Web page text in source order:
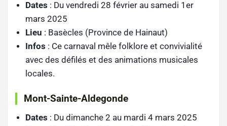
Dates : Du vendredi 28 février au samedi 1er
mars 2025
Lieu : Basècles (Province de Hainaut)
Infos : Ce carnaval mêle folklore et convivialité
avec des défilés et des animations musicales
locales.
Mont-Sainte-Aldegonde
Dates : Du dimanche 2 au mardi 4 mars 2025